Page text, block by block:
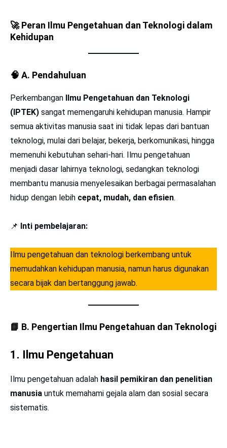
🚀Peran Ilmu Pengetahuan dan Teknologi dalam
Kehidupan
🧠 A. Pendahuluan
Perkembangan Ilmu Pengetahuan dan Teknologi
(IPTEK) sangat memengaruhi kehidupan manusia. Hampir
semua aktivitas manusia saat ini tidak lepas dari bantuan
teknologi, mulai dari belajar, bekerja, berkomunikasi, hingga
memenuhi kebutuhan sehari-hari. Ilmu pengetahuan
menjadi dasar lahirnya teknologi, sedangkan teknologi
membantu manusia menyelesaikan berbagai permasalahan
hidup dengan lebih cepat, mudah, dan efisien.
📌 Inti pembelajaran:
Ilmu pengetahuan dan teknologi berkembang untuk
memudahkan kehidupan manusia, namun harus digunakan
secara bijak dan bertanggung jawab.
📘 B. Pengertian Ilmu Pengetahuan dan Teknologi
1. Ilmu Pengetahuan
Ilmu pengetahuan adalah hasil pemikiran dan penelitian
manusia untuk memahami gejala alam dan sosial secara
sistematis.